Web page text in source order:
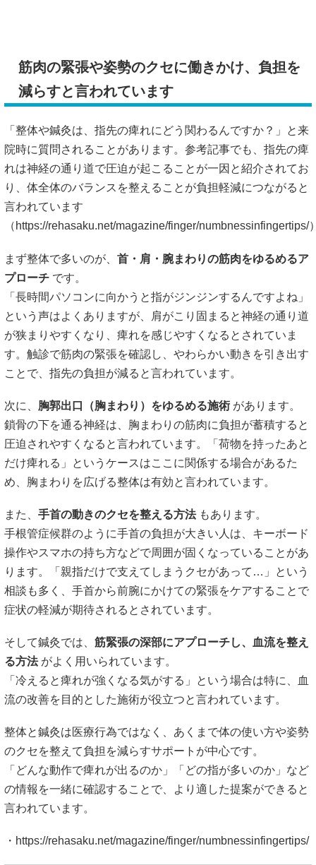
筋肉の緊張や姿勢のクセに働きかけ、負担を
減らすと言われています
「整体や鍼灸は、指先の痺れにどう関わるんですか？」と来
院時に質問されることがあります。参考記事でも、指先の痺
れは神経の通り道で圧迫が起こることが一因と紹介されてお
り、体全体のバランスを整えることが負担軽減につながると
言われています
（ https://rehasaku.net/magazine/finger/numbnessinfingertips/
まず整体で多いのが、 首・肩・腕まわりの筋肉をゆるめるア
プローチ です。
「長時間パソコンに向かうと指がジンジンするんですよね」
という声はよくありますが、肩がこり固まると神経の通り道
が狭まりやすくなり、痺れを感じやすくなるとされていま
す。触診で筋肉の緊張を確認し、やわらかい動きを引き出す
ことで、指先の負担が減ると言われています。
次に、 胸郭出口（胸まわり）をゆるめる施術 があります。
鎖骨の下を通る神経は、胸まわりの筋肉に負担が蓄積すると
圧迫されやすくなると言われています。「荷物を持ったあと
だけ痺れる」というケースはここに関係する場合があるた
め、胸まわりを広げる整体は有効と言われています。
また、 手首の動きのクセを整える方法もあります。
手根管症候群のように手首の負担が大きい人は、キーボード
操作やスマホの持ち方などで周囲が固くなっていることがあ
ります。「親指だけで支えてしまうクセがあって…」という
相談も多く、手首から前腕にかけての緊張をケアすることで
症状の軽減が期待されるとされています。
そして鍼灸では、 筋緊張の深部にアプローチし、血流を整え
る方法がよく用いられています。
「冷えると痺れが強くなる気がする」という場合は特に、血
流の改善を目的とした施術が役立つと言われています。
整体と鍼灸は医療行為ではなく、あくまで体の使い方や姿勢
のクセを整えて負担を減らすサポートが中心です。
「どんな動作で痺れが出るのか」「どの指が多いのか」など
の情報を一緒に確認することで、より適した提案ができると
言われています。
・ https://rehasaku.net/magazine/finger/numbnessinfingertips/